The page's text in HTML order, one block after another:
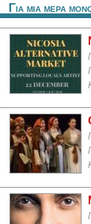
Για μια μερα